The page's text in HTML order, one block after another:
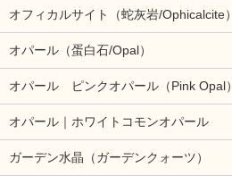
オフィカルサイト（蛇灰岩/Ophicalcite）
オパール（蛋白石/Opal）
オパール ピンクオパール（Pink Opal）
オパール｜ホワイトコモンオパール
ガーデン水晶（ガーデンクォーツ）